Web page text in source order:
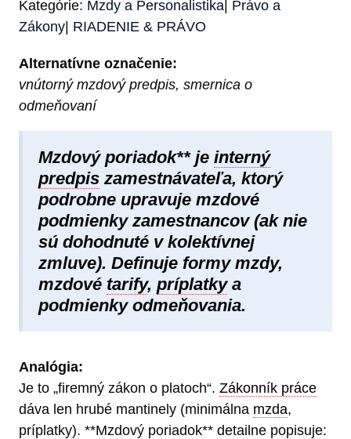
Kategórie: Mzdy a Personalistika| Právo a
Zákony| RIADENIE & PRÁVO
Alternatívne označenie:
vnútorný mzdový predpis, smernica o
odmeňovaní
Mzdový poriadok** je interný
predpis zamestnávateľa, ktorý
podrobne upravuje mzdové
podmienky zamestnancov (ak nie
sú dohodnuté v kolektívnej
zmluve). Definuje formy mzdy,
mzdové tarify, príplatkya
podmienky odmeňovania.
Analógia:
Je to „firemný zákon o platoch“. Zákonník práce
dáva len hrubé mantinely (minimálna mzda,
príplatky). **Mzdový poriadok** detailne popisuje: